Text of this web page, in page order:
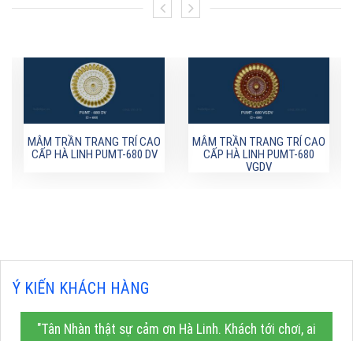
MÂM TRẦN TRANG TRÍ CAO
CẤP HÀ LINH PUMT-680 DV
MÂM TRẦN TRANG TRÍ CAO
CẤP HÀ LINH PUMT-680
VGDV
Ý KIẾN KHÁCH HÀNG
"Tân Nhàn thật sự cảm ơn Hà Linh. Khách tới chơi, ai